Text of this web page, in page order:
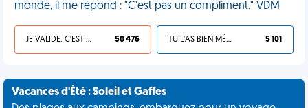
monde, il me répond : "C'est pas un compliment." VDM
JE VALIDE, C'EST UNE VDM 50 476 TU L'AS BIEN MÉRITÉ 5 101
Vacances d'Été : Soleil et Gaffes